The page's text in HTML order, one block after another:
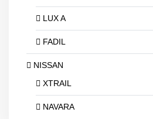
LUX A
FADIL
NISSAN
XTRAIL
NAVARA